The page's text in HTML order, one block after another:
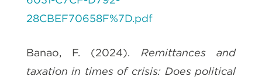
28CBEF70658F%7D.pdf
Banao, F. (2024). Remittances and
taxation in times of crisis: Does political